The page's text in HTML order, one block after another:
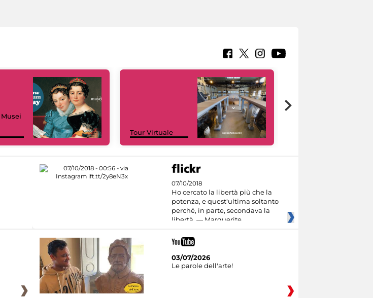
Tour Virtuale
07/10/2018
Ho cercato la libertà più che la
potenza, e quest'ultima soltanto
perché, in parte, secondava la
libertà. — Marguerite
03/07/2026
Le parole dell'arte!